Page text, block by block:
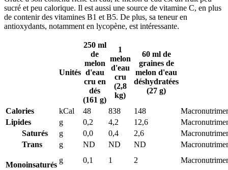
sucré et peu calorique. Il est aussi une source de vitamine C, en plus
de contenir des vitamines B1 et B5. De plus, sa teneur en
antioxydants, notamment en lycopène, est intéressante.
Unités
250 ml
de
melon
d'eau
cru en
dés
(161 g)
1
melon
d'eau
cru
(2,8
kg)
60 ml de
graines de
melon d'eau
déshydratées
(27 g)
Calories kCal 48 838 148
Lipides
g 0,2 4,2 12,6
Saturés
g 0,0 0,4 2,6
Trans
g ND ND ND
Monoinsaturés
g 0,1 1 2